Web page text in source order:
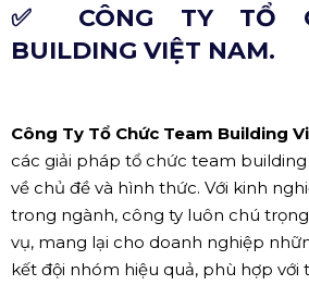
✅ CÔNG TY TỔ
BUILDING VIỆT NAM.
Công Ty Tổ Chức Team Building
các giải pháp tổ chức team building
về chủ đề và hình thức. Với kinh
trong ngành, công ty luôn chú
vụ, mang lại cho doanh nghiệp
kết đội nhóm hiệu quả, phù hợp